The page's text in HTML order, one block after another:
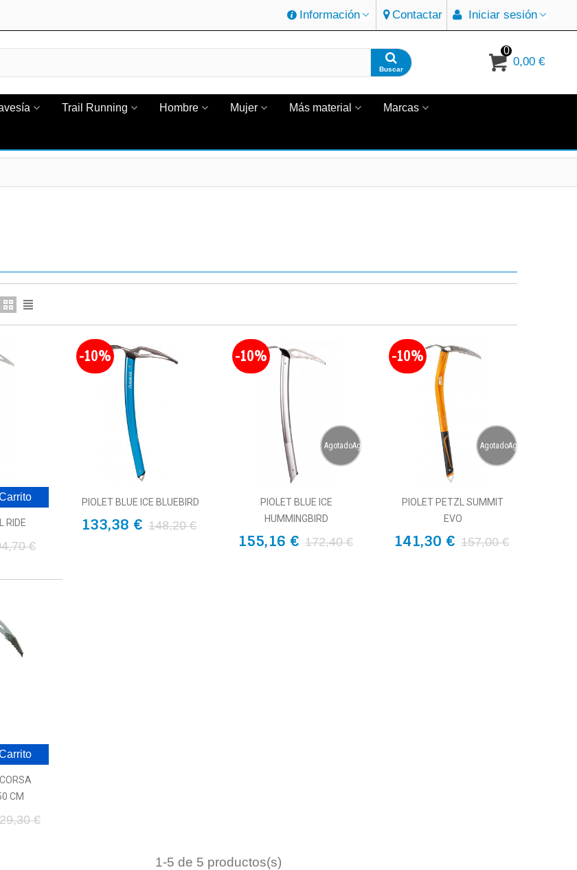
Información Contactar Iniciar sesión
Buscar
0
0,00 €
Trail Running Hombre Mujer Más material Marcas
RIDE
€
-10%
PIOLET BLUE ICE BLUEBIRD
133,38 € 148,20 €
AgotadoAgotado
-10%
PIOLET BLUE ICE
HUMMINGBIRD
155,16 € 172,40 €
AgotadoAgotado
-10%
PIOLET PETZL SUMMIT
EVO
141,30 € 157,00 €
CM
€
1-5 de 5 productos(s)